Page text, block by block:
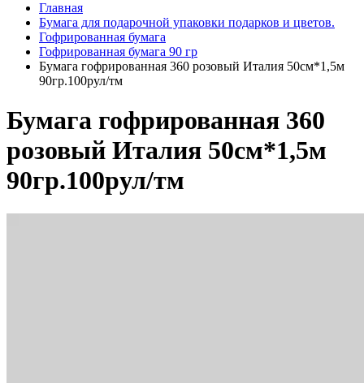
Главная
Бумага для подарочной упаковки подарков и цветов.
Гофрированная бумага
Гофрированная бумага 90 гр
Бумага гофрированная 360 розовый Италия 50см*1,5м
90гр.100рул/тм
Бумага гофрированная 360
розовый Италия 50см*1,5м
90гр.100рул/тм